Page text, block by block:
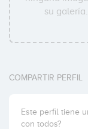
su galería.
COMPARTIR PERFIL
Este perfil tiene
con todos?